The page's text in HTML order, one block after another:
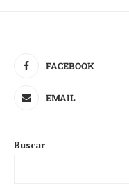
FACEBOOK
EMAIL
Buscar